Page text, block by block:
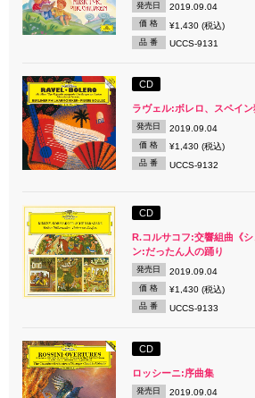
発売日 2019.09.04
価 格 ¥1,430 (税込)
品 番 UCCS-9131
CD
ラヴェル:ボレロ、スペイ
発売日 2019.09.04
価 格 ¥1,430 (税込)
品 番 UCCS-9132
CD
R.コルサコフ:交響組曲《
ン:だったん人の踊り
発売日 2019.09.04
価 格 ¥1,430 (税込)
品 番 UCCS-9133
CD
ロッシーニ:序曲集
発売日 2019.09.04